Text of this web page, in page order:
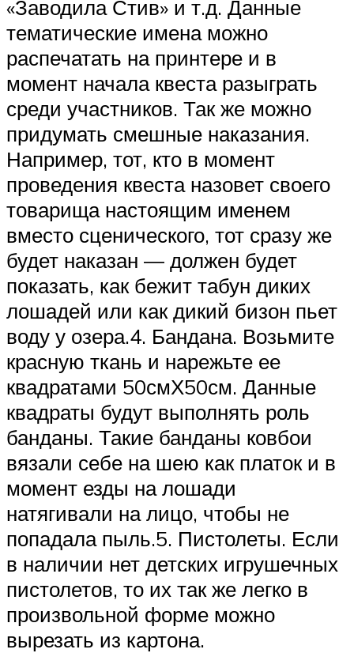
«Заводила Стив» и т.д. Данные
тематические имена можно
распечатать на принтере и в
момент начала квеста разыграть
среди участников. Так же можно
придумать смешные наказания.
Например, тот, кто в момент
проведения квеста назовет своего
товарища настоящим именем
вместо сценического, тот сразу же
будет наказан — должен будет
показать, как бежит табун диких
лошадей или как дикий бизон пьет
воду у озера.4. Бандана. Возьмите
красную ткань и нарежьте ее
квадратами 50смХ50см. Данные
квадраты будут выполнять роль
банданы. Такие банданы ковбои
вязали себе на шею как платок и в
момент езды на лошади
натягивали на лицо, чтобы не
попадала пыль.5. Пистолеты. Если
в наличии нет детских игрушечных
пистолетов, то их так же легко в
произвольной форме можно
вырезать из картона.